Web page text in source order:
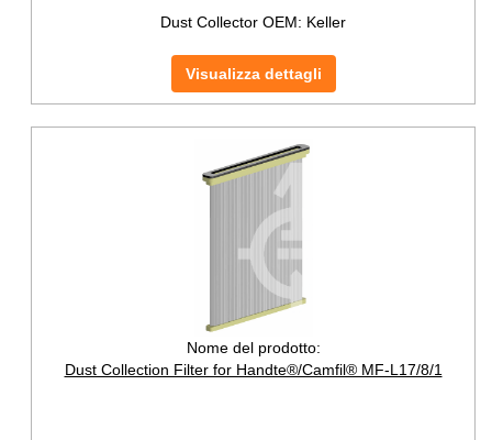
Dust Collector OEM: Keller
Visualizza dettagli
Nome del prodotto:
Dust Collection Filter for Handte®/Camfil® MF-L17/8/1